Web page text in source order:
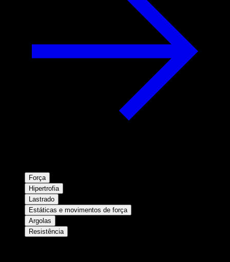
Força
Hipertrofia
Lastrado
Estáticas e movimentos de força
Argolas
Resistência